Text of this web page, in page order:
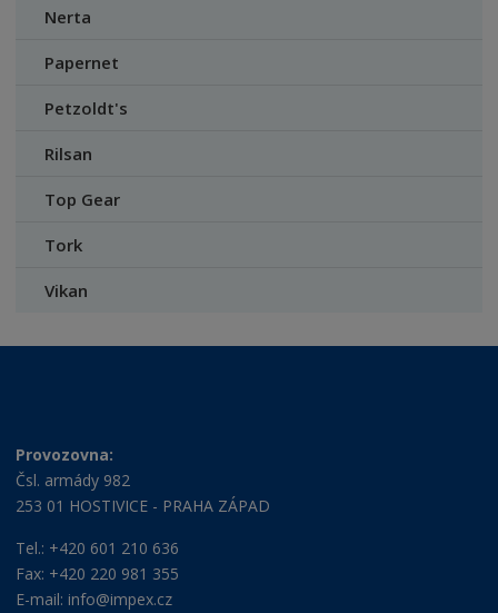
Nerta
Papernet
Petzoldt's
Rilsan
Top Gear
Tork
Vikan
Provozovna:
Čsl. armády 982
253 01 HOSTIVICE - PRAHA ZÁPAD
Tel.: +420 601 210 636
Fax: +420 220 981 355
E-mail: info@impex.cz